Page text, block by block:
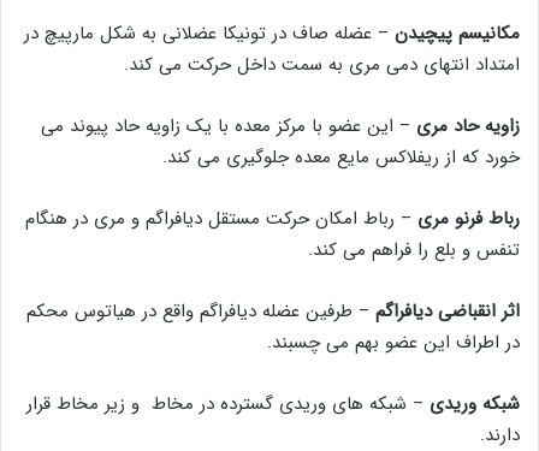
مکانیسم پیچیدن – عضله صاف در تونیکا عضلانی به شکل مارپیچ در
امتداد انتهای دمی مری به سمت داخل حرکت می کند.
زاویه حاد مری – این عضو با مرکز معده با یک زاویه حاد پیوند می
خورد که از ریفلاکس مایع معده جلوگیری می کند.
رباط فرنو مری – رباط امکان حرکت مستقل دیافراگم و مری در هنگام
تنفس و بلع را فراهم می کند.
اثر انقباضی دیافراگم – طرفین عضله دیافراگم واقع در هیاتوس محکم
در اطراف این عضو بهم می چسبند.
شبکه وریدی – شبکه های وریدی گسترده در مخاط و زیر مخاط قرار
دارند.